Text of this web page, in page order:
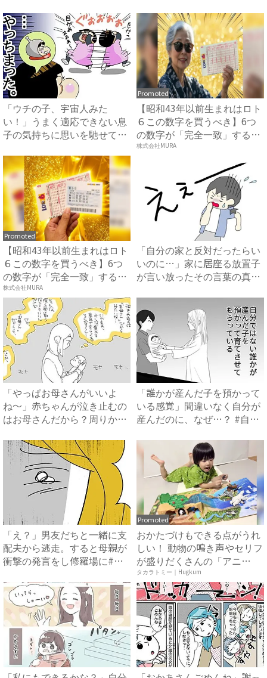
「ウチの子、宇宙人みた
い！」うまく適応できない息
子の気持ちに思いを馳せてみ
Promoted
【昭和43年以前生まれはロト
６この数字を買うべき】6つ
の数字が「完全一致」する
方...
株式会社MURA
Promoted
【昭和43年以前生まれはロト
６この数字を買うべき】6つ
の数字が「完全一致」する
方...
株式会社MURA
「自分の家と反対だったらい
いのに…」家に居座る放置子
が言い放ったその言葉の真相
「やっぱお母さんがいいよ
ね〜」赤ちゃんが泣き止むの
はお母さんだから？周りから
「誰かが産んだ子を預かって
いる感覚」間違いなく自分が
産んだのに、なぜ…？ #自
「え？」男友だちと一緒に支
配夫から逃走。すると母親が
衝撃の発言をし修羅場に#ハ
Promoted
おかたづけもできる点がうれ
しい！ 動物の鳴き声やセリフ
が盛りだくさんの「アニ
ア ...
タカラトミー｜Hugkum